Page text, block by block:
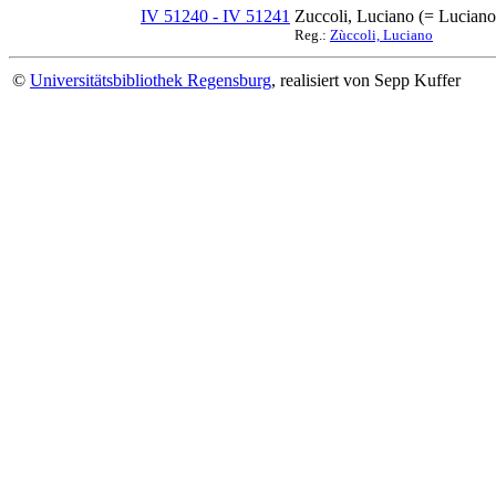
IV 51240 - IV 51241 Zuccoli, Luciano (=
Reg.: Zùccoli, Luciano
© Universitätsbibliothek Regensburg, realisiert von Sepp Kuffer